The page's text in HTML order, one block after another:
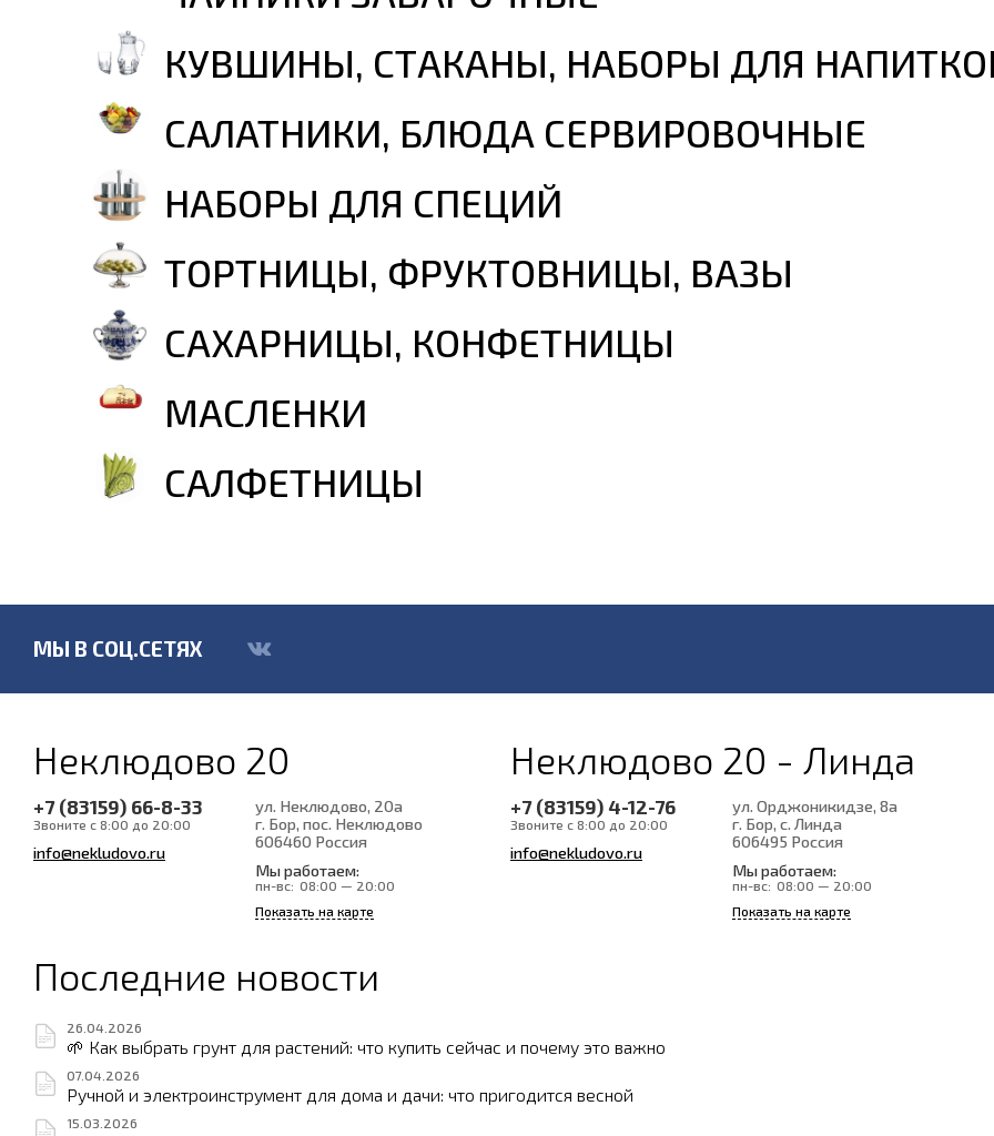
КУВШИНЫ, СТАКАНЫ, НАБОРЫ ДЛЯ
САЛАТНИКИ, БЛЮДА СЕРВИРОВОЧНЫЕ
НАБОРЫ ДЛЯ СПЕЦИЙ
ТОРТНИЦЫ, ФРУКТОВНИЦЫ, ВАЗЫ
САХАРНИЦЫ, КОНФЕТНИЦЫ
МАСЛЕНКИ
САЛФЕТНИЦЫ
МЫ В СОЦ.СЕТЯХ
Неклюдово 20
+7 (83159) 66-8-33
Звоните с 8:00 до 20:00
info@nekludovo.ru
ул. Неклюдово, 20а
г. Бор, пос. Неклюдово
606460 Россия
Мы работаем:
пн-вс: 08:00 — 20:00
Показать на карте
Неклюдово 20 - Линда
+7 (83159) 4-12-76
Звоните с 8:00 до 20:00
info@nekludovo.ru
ул. Орджоникидзе, 8а
г. Бор, с. Линда
606495 Россия
Мы работаем:
пн-вс: 08:00 — 20:00
Показать на карте
Последние новости
26.04.2026
🌱 Как выбрать грунт для растений: что купить сейчас и почему это важно
07.04.2026
Ручной и электроинструмент для дома и дачи: что пригодится весной
15.03.2026